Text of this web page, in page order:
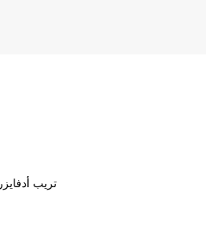
TripAdvisor تريب أدفايزر